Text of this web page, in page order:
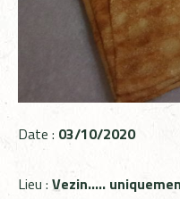
Date : 03/10/2020
Lieu : Vezin.....